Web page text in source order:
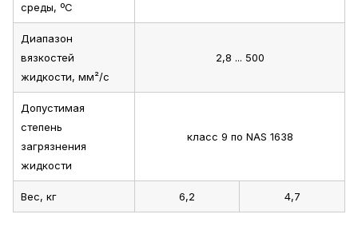
среды, ºС
Диапазон
вязкостей
жидкости, мм²/с
2,8 ... 500
Допустимая
степень
загрязнения
жидкости
класс 9 по NAS 1638
Вес, кг 6,2 4,7